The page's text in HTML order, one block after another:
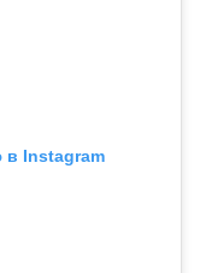
в Instagram